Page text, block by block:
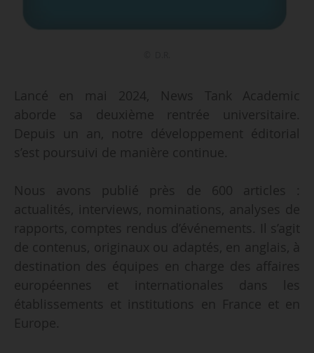
Lancé en mai 2024, News Tank Academic
aborde sa deuxième rentrée universitaire.
Depuis un an, notre développement éditorial
s’est poursuivi de manière continue.
Nous avons publié près de 600 articles :
actualités, interviews, nominations, analyses de
rapports, comptes rendus d’événements. Il s’agit
de contenus, originaux ou adaptés, en anglais, à
destination des équipes en charge des affaires
européennes et internationales dans les
établissements et institutions en France et en
Europe.